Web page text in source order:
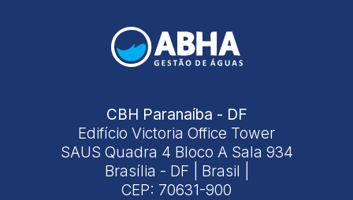
CBH Paranaíba - DF
Edifício Victoria Office Tower
SAUS Quadra 4 Bloco A Sala 934
Brasília - DF | Brasil |
CEP: 70631-900